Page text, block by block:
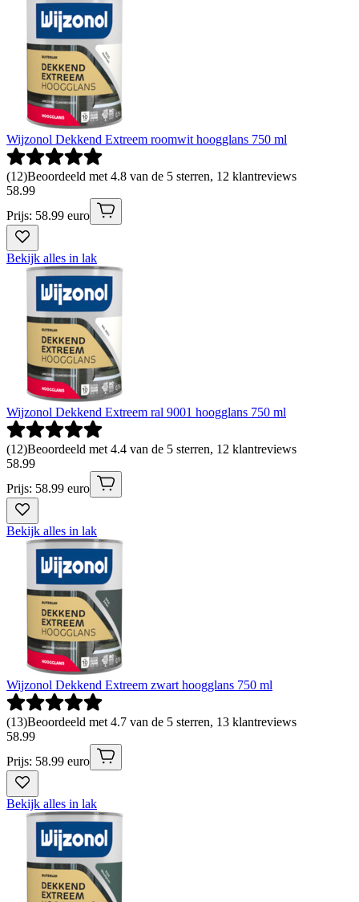
Wijzonol Dekkend Extreem roomwit hoogglans 750 ml
(12)Beoordeeld met 4.8 van de 5 sterren, 12 klantreviews
58.99
Prijs: 58.99 euro
Bekijk alles in lak
Wijzonol Dekkend Extreem ral 9001 hoogglans 750 ml
(12)Beoordeeld met 4.4 van de 5 sterren, 12 klantreviews
58.99
Prijs: 58.99 euro
Bekijk alles in lak
Wijzonol Dekkend Extreem zwart hoogglans 750 ml
(13)Beoordeeld met 4.7 van de 5 sterren, 13 klantreviews
58.99
Prijs: 58.99 euro
Bekijk alles in lak